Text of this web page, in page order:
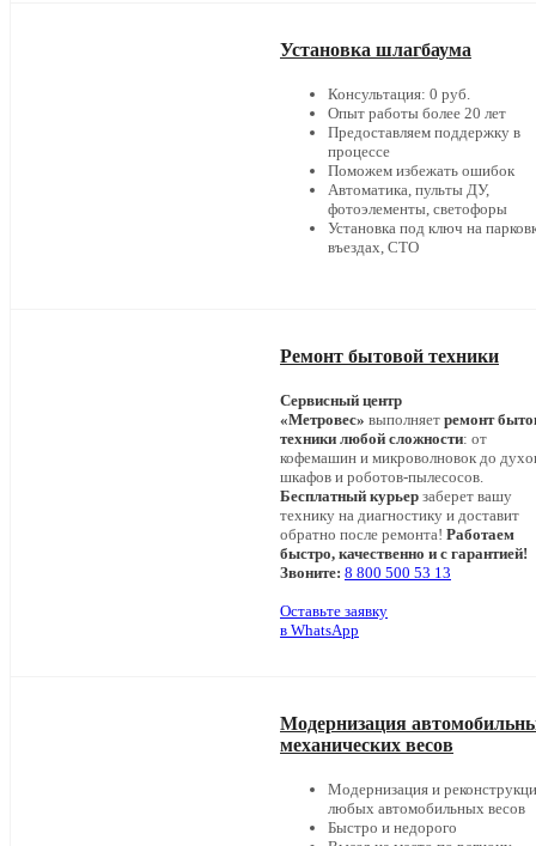
Установка шлагбаума
Консультация: 0 руб.
Опыт работы более 20 лет
Предоставляем поддержку в
процессе
Поможем избежать ошибок
Автоматика, пульты ДУ,
фотоэлементы, светофоры
Установка под ключ на
въездах, СТО
Ремонт бытовой техники
Сервисный центр
«Метровес» выполняет ремонт
техники любой сложности: от
кофемашин и микроволновок до
шкафов и роботов-пылесосов.
Бесплатный курьер заберет вашу
технику на диагностику и доставит
обратно после ремонта! Работаем
быстро, качественно и с гарантией!
Звоните: 8 800 500 53 13
Оставьте заявку
в WhatsApp
Модернизация
механических весов
Модернизация и
любых автомобильных весов
Быстро и недорого